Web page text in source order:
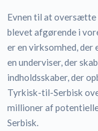
Evnen til at oversætte
blevet afgørende i
er en virksomhed, der
en underviser, der
indholdsskaber, der
Tyrkisk-til-Serbisk
millioner af
Serbisk.